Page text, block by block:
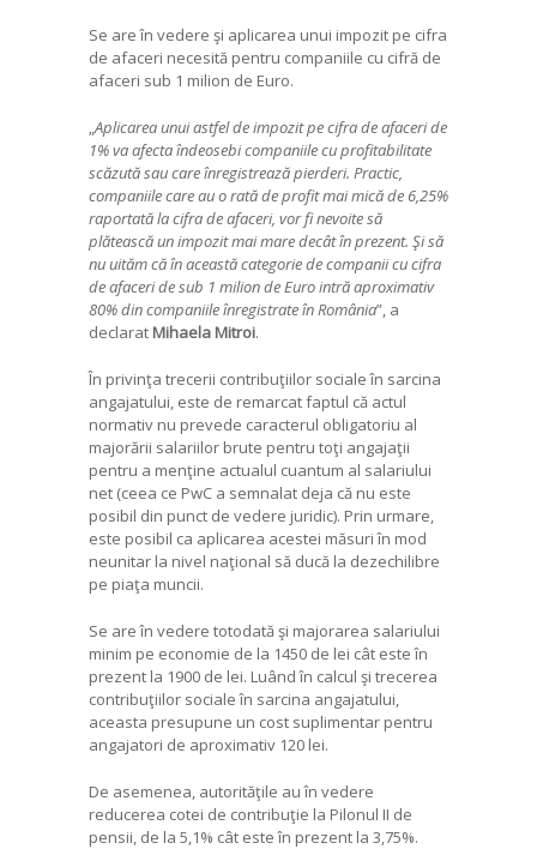
Se are în vedere şi aplicarea unui impozit pe cifra
de afaceri necesită pentru companiile cu cifră de
afaceri sub 1 milion de Euro.
„Aplicarea unui astfel de impozit pe cifra de afaceri de
1% va afecta îndeosebi companiile cu profitabilitate
scăzută sau care înregistrează pierderi. Practic,
companiile care au o rată de profit mai mică de 6,25%
raportată la cifra de afaceri, vor fi nevoite să
plătească un impozit mai mare decât în prezent. Şi să
nu uităm că în această categorie de companii cu cifra
de afaceri de sub 1 milion de Euro intră aproximativ
80% din companiile înregistrate în România”, a
declarat Mihaela Mitroi.
În privinţa trecerii contribuţiilor sociale în sarcina
angajatului, este de remarcat faptul că actul
normativ nu prevede caracterul obligatoriu al
majorării salariilor brute pentru toţi angajaţii
pentru a menţine actualul cuantum al salariului
net (ceea ce PwC a semnalat deja că nu este
posibil din punct de vedere juridic). Prin urmare,
este posibil ca aplicarea acestei măsuri în mod
neunitar la nivel naţional să ducă la dezechilibre
pe piaţa muncii.
Se are în vedere totodată şi majorarea salariului
minim pe economie de la 1450 de lei cât este în
prezent la 1900 de lei. Luând în calcul şi trecerea
contribuţiilor sociale în sarcina angajatului,
aceasta presupune un cost suplimentar pentru
angajatori de aproximativ 120 lei.
De asemenea, autorităţile au în vedere
reducerea cotei de contribuţie la Pilonul II de
pensii, de la 5,1% cât este în prezent la 3,75%.